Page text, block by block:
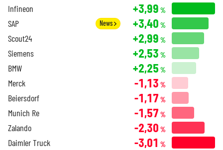
Infineon +3,99 %
SAP News +3,40 %
Scout24 +2,99 %
Siemens +2,53 %
BMW +2,25 %
Merck -1,13 %
Beiersdorf -1,17 %
Munich Re -1,57 %
Zalando -2,30 %
Daimler Truck -3,01 %